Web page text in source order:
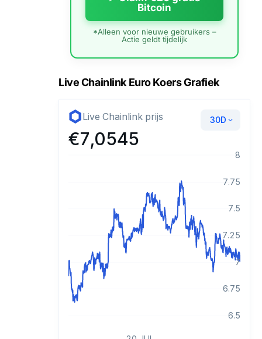
Bitcoin
*Alleen voor nieuwe gebruikers –
Actie geldt tijdelijk
Live Chainlink Euro Koers Grafiek